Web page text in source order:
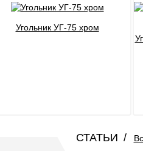
Угольник УГ-75 хром
СТАТЬИ